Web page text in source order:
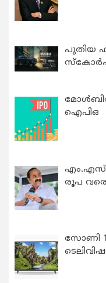
പുതിയ
ഐപിഒ
രൂപ വരെ
സോണി